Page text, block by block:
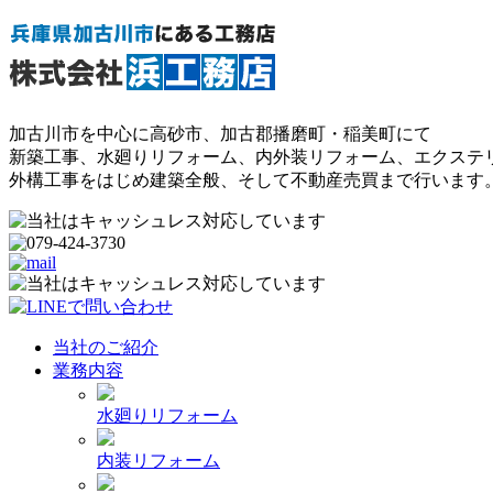
加古川市を中心に高砂市、加古郡播磨町・稲美町にて
新築工事、水廻りリフォーム、内外装リフォーム、エクステ
外構工事をはじめ建築全般、そして不動産売買まで行います。
当社のご紹介
業務内容
水廻りリフォーム
内装リフォーム